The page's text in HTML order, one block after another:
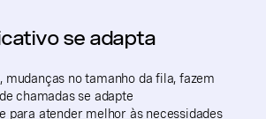
se adapta
mudanças no tamanho da fila, fazem
chamadas se adapte
para atender melhor às necessidades